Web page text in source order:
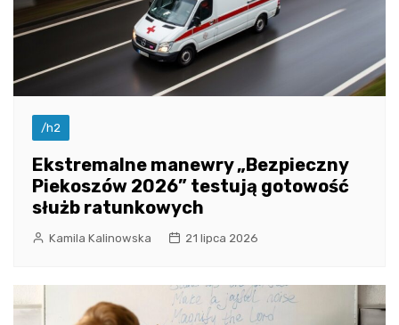
/h2
Ekstremalne manewry „Bezpieczny
Piekoszów 2026” testują gotowość
służb ratunkowych
Kamila Kalinowska 21 lipca 2026